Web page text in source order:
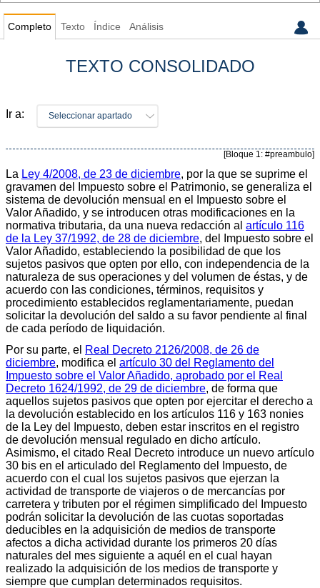
Completo Texto Índice Análisis
TEXTO CONSOLIDADO
Ir a: Seleccionar apartado
[Bloque 1: #preambulo]
La Ley 4/2008, de 23 de diciembre, por la que se suprime el
gravamen del Impuesto sobre el Patrimonio, se generaliza el
sistema de devolución mensual en el Impuesto sobre el
Valor Añadido, y se introducen otras modificaciones en la
normativa tributaria, da una nueva redacción al artículo 116
de la Ley 37/1992, de 28 de diciembre, del Impuesto sobre el
Valor Añadido, estableciendo la posibilidad de que los
sujetos pasivos que opten por ello, con independencia de la
naturaleza de sus operaciones y del volumen de éstas, y de
acuerdo con las condiciones, términos, requisitos y
procedimiento establecidos reglamentariamente, puedan
solicitar la devolución del saldo a su favor pendiente al final
de cada período de liquidación.
Por su parte, el Real Decreto 2126/2008, de 26 de
diciembre, modifica el artículo 30 del Reglamento del
Impuesto sobre el Valor Añadido, aprobado por el Real
Decreto 1624/1992, de 29 de diciembre, de forma que
aquellos sujetos pasivos que opten por ejercitar el derecho a
la devolución establecido en los artículos 116 y 163 nonies
de la Ley del Impuesto, deben estar inscritos en el registro
de devolución mensual regulado en dicho artículo.
Asimismo, el citado Real Decreto introduce un nuevo artículo
30 bis en el articulado del Reglamento del Impuesto, de
acuerdo con el cual los sujetos pasivos que ejerzan la
actividad de transporte de viajeros o de mercancías por
carretera y tributen por el régimen simplificado del Impuesto
podrán solicitar la devolución de las cuotas soportadas
deducibles en la adquisición de medios de transporte
afectos a dicha actividad durante los primeros 20 días
naturales del mes siguiente a aquél en el cual hayan
realizado la adquisición de los medios de transporte y
siempre que cumplan determinados requisitos.